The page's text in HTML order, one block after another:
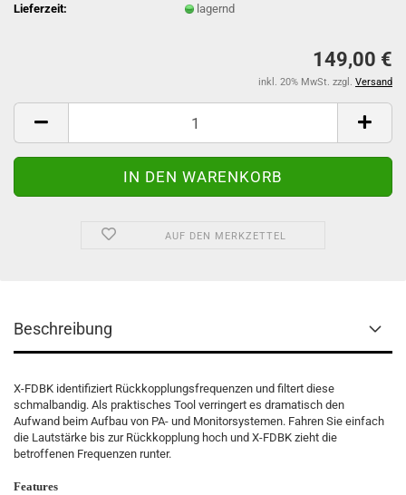
Lieferzeit:
lagernd
149,00 €
inkl. 20% MwSt. zzgl. Versand
AUF DEN MERKZETTEL
Beschreibung
X-FDBK identifiziert Rückkopplungsfrequenzen und filtert diese
schmalbandig. Als praktisches Tool verringert es dramatisch den
Aufwand beim Aufbau von PA- und Monitorsystemen. Fahren Sie einfach
die Lautstärke bis zur Rückkopplung hoch und X-FDBK zieht die
betroffenen Frequenzen runter.
Features